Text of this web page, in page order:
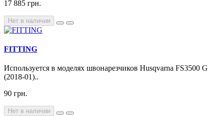
17 885 грн.
Нет в наличии
FITTING
Используется в моделях швонарезчиков Husqvarna FS3500 G
(2018-01)..
90 грн.
Нет в наличии